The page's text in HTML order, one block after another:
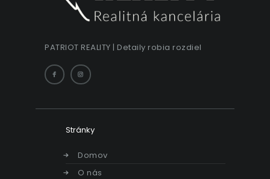
PATRIOT REALITY | Detaily robia rozdiel
Stránky
Domov
O nás